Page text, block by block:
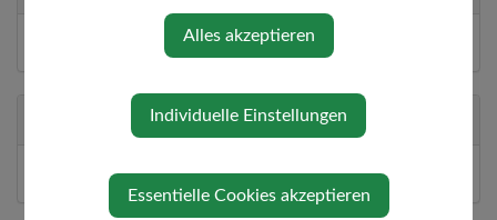
Gemeinderats-Ressort
Alles akzeptieren
Individuelle Einstellungen
Essentielle Cookies akzeptieren